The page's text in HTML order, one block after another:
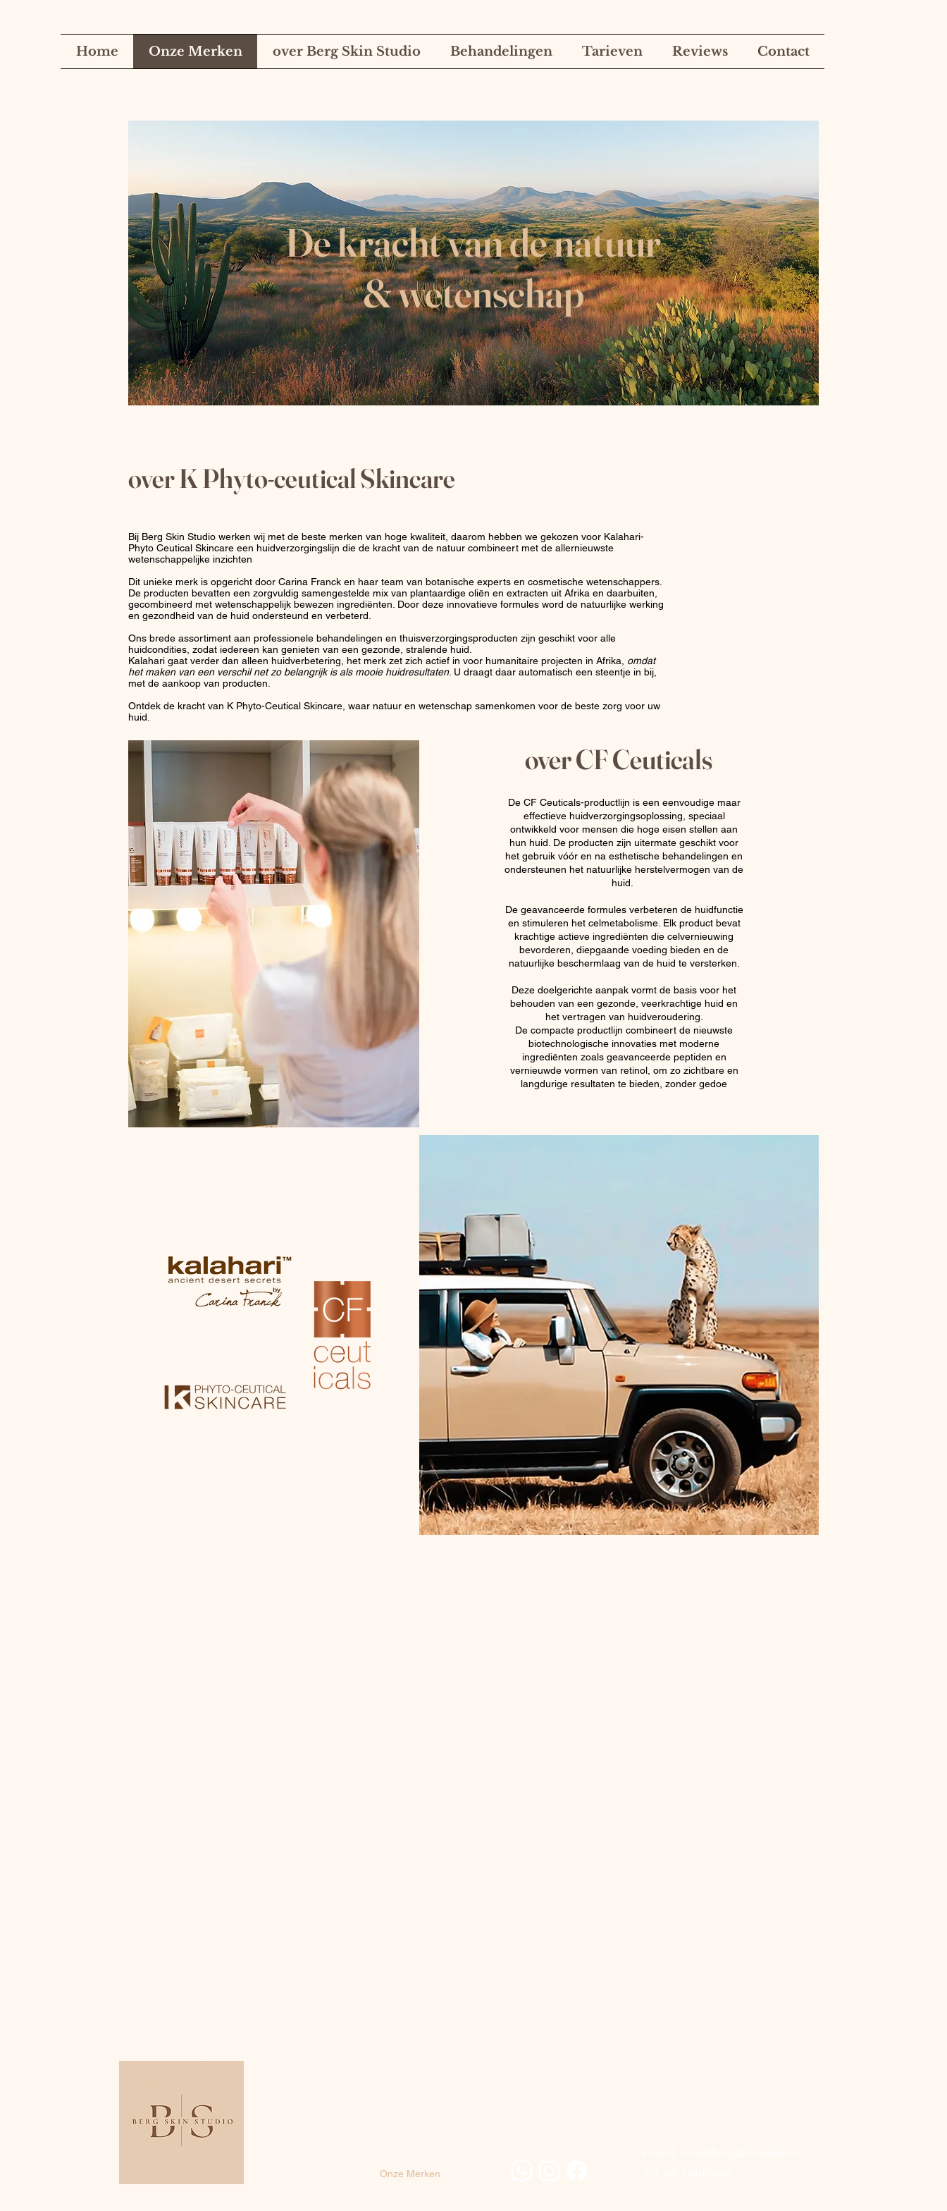
Home Onze Merken over Berg Skin Studio Behandelingen Tarieven Reviews Contact
De kracht van de natuur
& wetenschap
over K Phyto-ceutical Skincare
Bij Berg Skin Studio werken wij met de beste merken van hoge kwaliteit, daarom hebben we gekozen voor Kalahari-
Phyto Ceutical Skincare een huidverzorgingslijn die de kracht van de natuur combineert met de allernieuwste
wetenschappelijke inzichten
Dit unieke merk is opgericht door Carina Franck en haar team van botanische experts en cosmetische wetenschappers.
De producten bevatten een zorgvuldig samengestelde mix van plantaardige oliën en extracten uit Afrika en daarbuiten,
gecombineerd met wetenschappelijk bewezen ingrediënten. Door deze innovatieve formules word de natuurlijke werking
en gezondheid van de huid ondersteund en verbeterd.
Ons brede assortiment aan professionele behandelingen en thuisverzorgingsproducten zijn geschikt voor alle
huidcondities, zodat iedereen kan genieten van een gezonde, stralende huid.
Kalahari gaat verder dan alleen huidverbetering, het merk zet zich actief in voor humanitaire projecten in Afrika, omdat
het maken van een verschil net zo belangrijk is als mooie huidresultaten. U draagt daar automatisch een steentje in bij,
met de aankoop van producten.
Ontdek de kracht van K Phyto-Ceutical Skincare, waar natuur en wetenschap samenkomen voor de beste zorg voor uw
huid.
over CF Ceuticals
De CF Ceuticals-productlijn is een eenvoudige maar
effectieve huidverzorgingsoplossing, speciaal
ontwikkeld voor mensen die hoge eisen stellen aan
hun huid. De producten zijn uitermate geschikt voor
het gebruik vóór en na esthetische behandelingen en
ondersteunen het natuurlijke herstelvermogen van de
huid.
De geavanceerde formules verbeteren de huidfunctie
en stimuleren het celmetabolisme. Elk product bevat
krachtige actieve ingrediënten die celvernieuwing
bevorderen, diepgaande voeding bieden en de
natuurlijke beschermlaag van de huid te versterken.
Deze doelgerichte aanpak vormt de basis voor het
behouden van een gezonde, veerkrachtige huid en
het vertragen van huidveroudering.
De compacte productlijn combineert de nieuwste
biotechnologische innovaties met moderne
ingrediënten zoals geavanceerde peptiden en
vernieuwde vormen van retinol, om zo zichtbare en
langdurige resultaten te bieden, zonder gedoe
Onze Merken